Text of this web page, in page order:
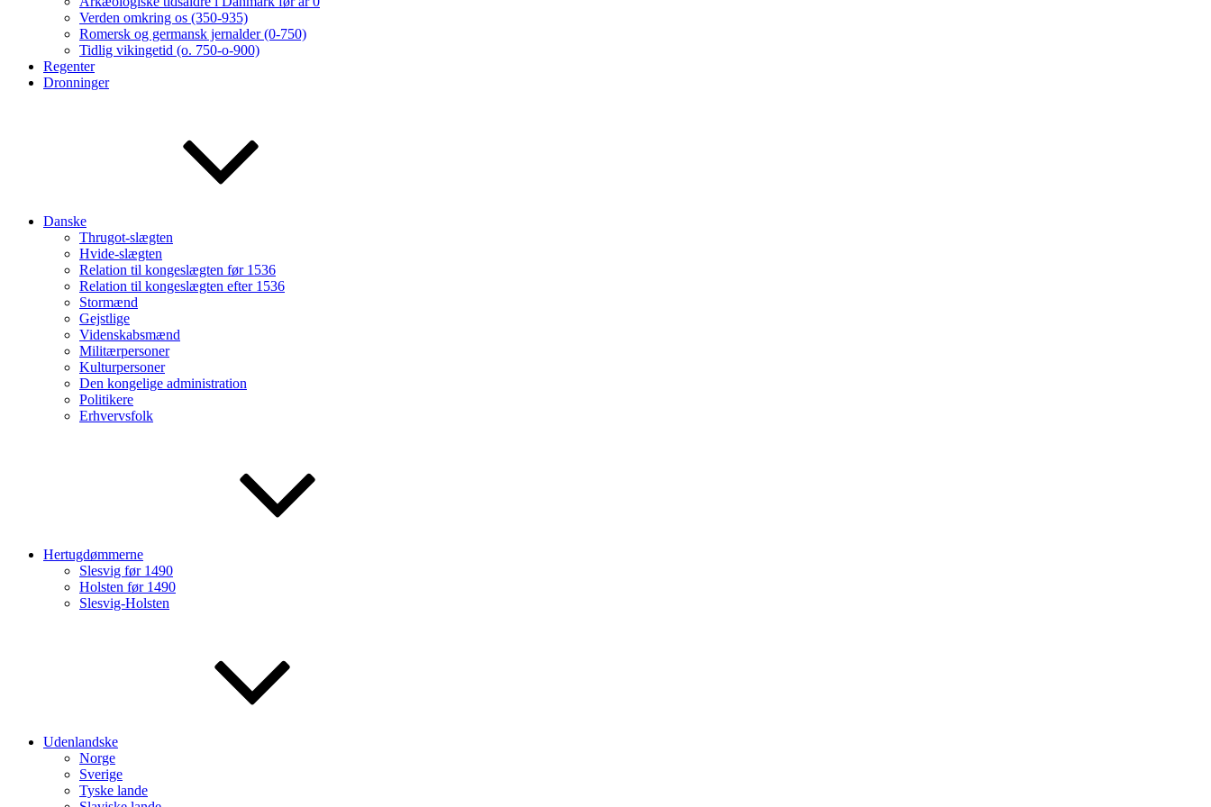
Verden omkring os (350-935)
Romersk og germansk jernalder (0-750)
Tidlig vikingetid (o. 750-o-900)
Regenter
Dronninger
Danske
Thrugot-slægten
Hvide-slægten
Relation til kongeslægten før 1536
Relation til kongeslægten efter 1536
Stormænd
Gejstlige
Videnskabsmænd
Militærpersoner
Kulturpersoner
Den kongelige administration
Politikere
Erhvervsfolk
Hertugdømmerne
Slesvig før 1490
Holsten før 1490
Slesvig-Holsten
Udenlandske
Norge
Sverige
Tyske lande